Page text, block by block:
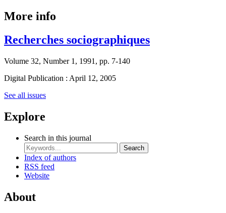
More info
Recherches sociographiques
Volume 32, Number 1, 1991, pp. 7-140
Digital Publication : April 12, 2005
See all issues
Explore
Search in this journal
Search
Index of authors
RSS feed
Website
About